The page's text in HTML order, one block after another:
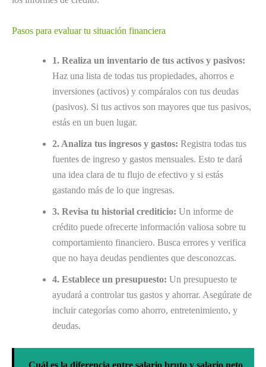
Pasos para evaluar tu situación financiera
1. Realiza un inventario de tus activos y pasivos:
Haz una lista de todas tus propiedades, ahorros e
inversiones (activos) y compáralos con tus deudas
(pasivos). Si tus activos son mayores que tus pasivos,
estás en un buen lugar.
2. Analiza tus ingresos y gastos: Registra todas tus
fuentes de ingreso y gastos mensuales. Esto te dará
una idea clara de tu flujo de efectivo y si estás
gastando más de lo que ingresas.
3. Revisa tu historial crediticio: Un informe de
crédito puede ofrecerte información valiosa sobre tu
comportamiento financiero. Busca errores y verifica
que no haya deudas pendientes que desconozcas.
4. Establece un presupuesto: Un presupuesto te
ayudará a controlar tus gastos y ahorrar. Asegúrate de
incluir categorías como ahorro, entretenimiento, y
deudas.
Cuál es la diferencia entre salario bruto y salario neto